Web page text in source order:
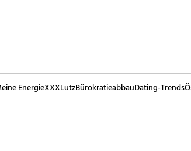
EnergieXXXLutzBürokratieabbauDating-Trends